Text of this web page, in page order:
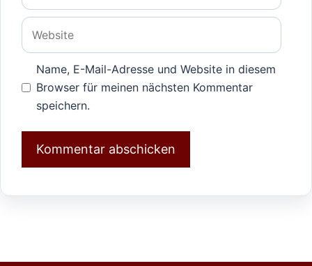
Adresse
Website
Name, E-Mail-Adresse und Website in diesem
Browser für meinen nächsten Kommentar
speichern.